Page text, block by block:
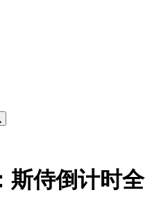
斯侍倒计时全